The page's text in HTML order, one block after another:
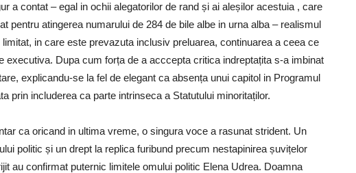
a contat – egal in ochii alegatorilor de rand și ai aleșilor acestuia , care
pentru atingerea numarului de 284 de bile albe in urna alba – realismul
in care este prevazuta inclusiv preluarea, continuarea a ceea ce
executiva. Dupa cum forța de a acccepta critica indreptațita s-a imbinat
explicandu-se la fel de elegant ca absența unui capitol in Programul
prin includerea ca parte intrinseca a Statutului minoritaților.
ca oricand in ultima vreme, o singura voce a rasunat strident. Un
politic și un drept la replica furibund precum nestapinirea șuvițelor
au confirmat puternic limitele omului politic Elena Udrea. Doamna